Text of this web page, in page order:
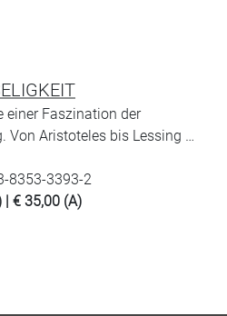
einer Faszination der
Von Aristoteles bis Lessing …
8353-3393-2
| € 35,00 (A)